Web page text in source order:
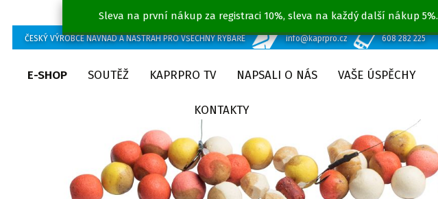
Sleva na první nákup za registraci 10%, sleva na každý další nákup 5%.
ČESKÝ VÝROBCE NÁVNAD A NÁSTRAH PRO VŠECHNY RYBÁŘE info@kaprpro.cz 608 282 225
E-SHOP SOUTĚŽ KAPRPRO TV NAPSALI O NÁS VAŠE ÚSPĚCHY
KONTAKTY